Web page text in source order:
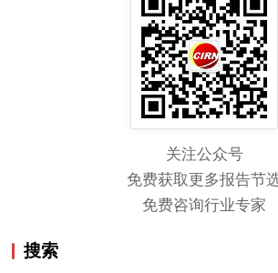
关注公众号
免费获取更多报告节
免费咨询行业专家
搜索